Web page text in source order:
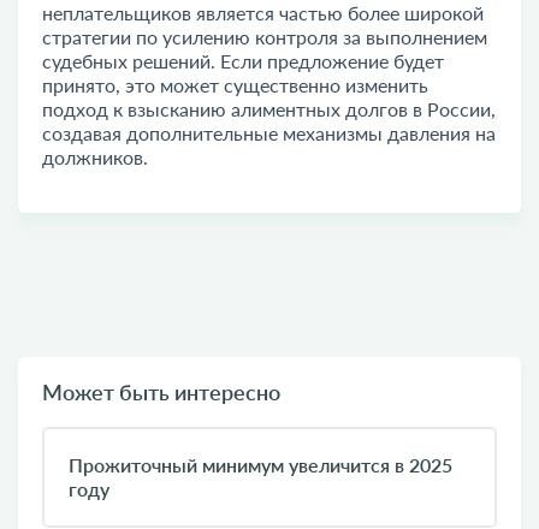
неплательщиков является частью более широкой
стратегии по усилению контроля за выполнением
судебных решений. Если предложение будет
принято, это может существенно изменить
подход к взысканию алиментных долгов в России,
создавая дополнительные механизмы давления на
должников.
Может быть интересно
Прожиточный минимум увеличится в 2025
году